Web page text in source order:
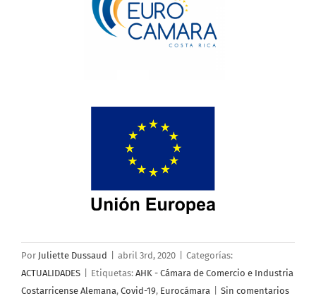
Por Juliette Dussaud abril 3rd, 2020
Categorías:
ACTUALIDADES
Etiquetas: AHK - Cámara de Comercio e Industria
Costarricense Alemana, Covid-19, Eurocámara Sin comentarios